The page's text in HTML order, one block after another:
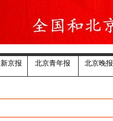
新京报 北京青年报 北京晚报